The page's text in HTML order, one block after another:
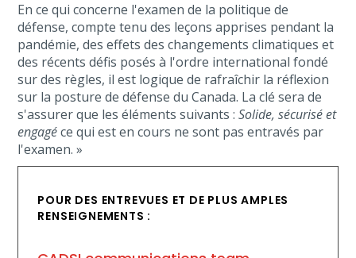
En ce qui concerne l'examen de la politique de
défense, compte tenu des leçons apprises pendant la
pandémie, des effets des changements climatiques et
des récents défis posés à l'ordre international fondé
sur des règles, il est logique de rafraîchir la réflexion
sur la posture de défense du Canada. La clé sera de
s'assurer que les éléments suivants :Solide, sécurisé et
engagéce qui est en cours ne sont pas entravés par
l'examen. »
POUR DES ENTREVUES ET DE PLUS AMPLES
RENSEIGNEMENTS :